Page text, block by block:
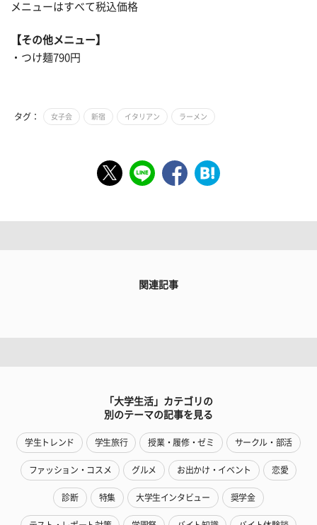
メニューはすべて税込価格
【その他メニュー】
・つけ麺790円
タグ： 女子会 新宿 イタリアン ラーメン
関連記事
「大学生活」カテゴリの
別のテーマの記事を見る
学生トレンド 学生旅行 授業・履修・ゼミ サークル・部活
ファッション・コスメ グルメ お出かけ・イベント 恋愛
診断 特集 大学生インタビュー 奨学金